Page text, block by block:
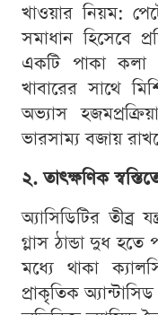
খাওয়ার নিয়ম:
সমাধান হিসেবে
একটি পাকা কলা
খাবারের সাথে
অভ্যাস
ভারসাম্য বজায়
২. তাৎক্ষণিক
অ্যাসিডিটির তীব্র
গ্লাস ঠান্ডা দুধ
মধ্যে থাকা
প্রাকৃতিক